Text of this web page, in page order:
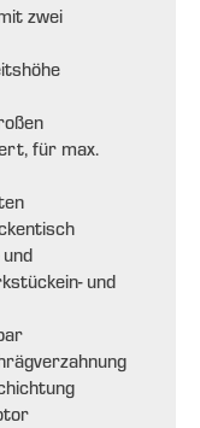
zwei
für max.
und